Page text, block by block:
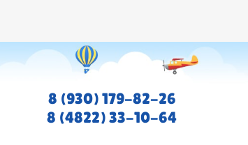
8 (930) 179-82-26
8 (4822) 33-10-64